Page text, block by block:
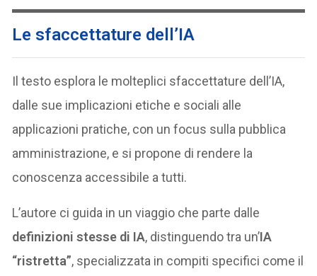
Le sfaccettature dell’IA
Il testo esplora le molteplici sfaccettature dell’IA,
dalle sue implicazioni etiche e sociali alle
applicazioni pratiche, con un focus sulla pubblica
amministrazione, e si propone di rendere la
conoscenza accessibile a tutti.
L’autore ci guida in un viaggio che parte dalle
definizioni stesse di IA, distinguendo tra un’IA
“ristretta”, specializzata in compiti specifici come il